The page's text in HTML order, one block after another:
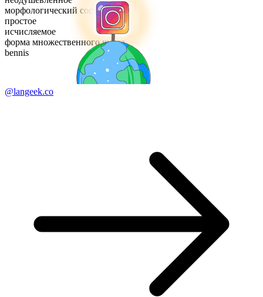
морфологический состав
простое
исчисляемое
форма множественного числа
bennis
@langeek.co